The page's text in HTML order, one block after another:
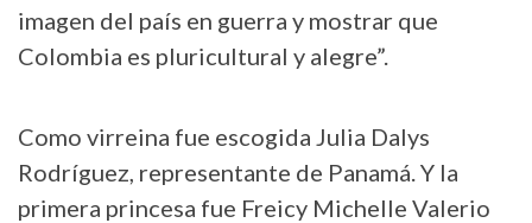
imagen del país en guerra y mostrar que
Colombia es pluricultural y alegre”.
Como virreina fue escogida Julia Dalys
Rodríguez, representante de Panamá. Y la
primera princesa fue Freicy Michelle Valerio